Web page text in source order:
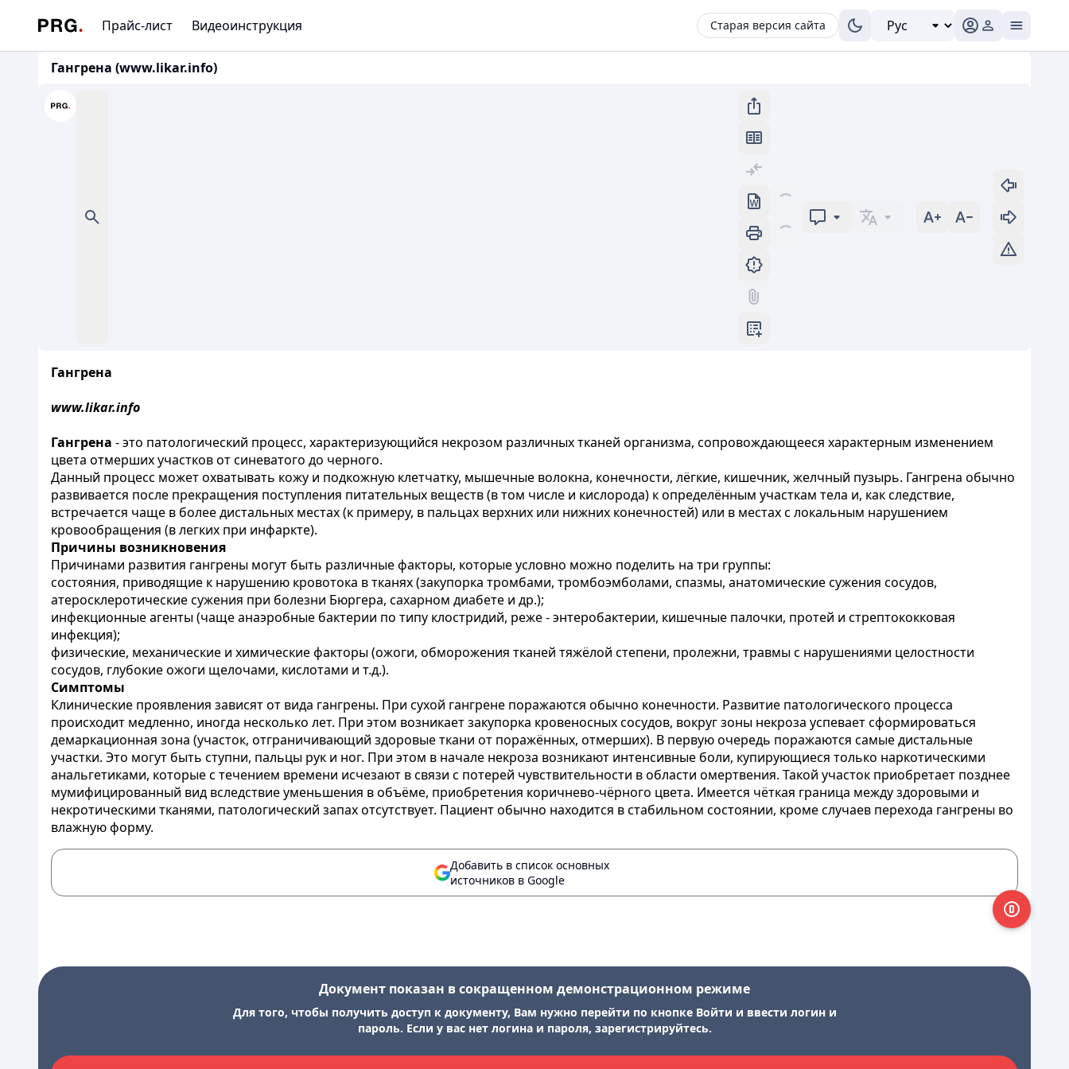
Прайс-лист Видеоинструкция Старая версия сайта
Гангрена (www.likar.info)
Гангрена
www.likar.info
Гангрена - это патологический процесс, характеризующийся некрозом различных тканей организма, сопровождающееся характерным изменением
цвета отмерших участков от синеватого до черного.
Данный процесс может охватывать кожу и подкожную клетчатку, мышечные волокна, конечности, лёгкие, кишечник, желчный пузырь. Гангрена обычно
развивается после прекращения поступления питательных веществ (в том числе и кислорода) к определённым участкам тела и, как следствие,
встречается чаще в более дистальных местах (к примеру, в пальцах верхних или нижних конечностей) или в местах с локальным нарушением
кровообращения (в легких при инфаркте).
Причины возникновения
Причинами развития гангрены могут быть различные факторы, которые условно можно поделить на три группы:
состояния, приводящие к нарушению кровотока в тканях (закупорка тромбами, тромбоэмболами, спазмы, анатомические сужения сосудов,
атеросклеротические сужения при болезни Бюргера, сахарном диабете и др.);
инфекционные агенты (чаще анаэробные бактерии по типу клостридий, реже - энтеробактерии, кишечные палочки, протей и стрептококковая
инфекция);
физические, механические и химические факторы (ожоги, обморожения тканей тяжёлой степени, пролежни, травмы с нарушениями целостности
сосудов, глубокие ожоги щелочами, кислотами и т.д.).
Симптомы
Клинические проявления зависят от вида гангрены. При сухой гангрене поражаются обычно конечности. Развитие патологического процесса
происходит медленно, иногда несколько лет. При этом возникает закупорка кровеносных сосудов, вокруг зоны некроза успевает сформироваться
демаркационная зона (участок, отграничивающий здоровые ткани от поражённых, отмерших). В первую очередь поражаются самые дистальные
участки. Это могут быть ступни, пальцы рук и ног. При этом в начале некроза возникают интенсивные боли, купирующиеся только наркотическими
анальгетиками, которые с течением времени исчезают в связи с потерей чувствительности в области омертвения. Такой участок приобретает позднее
мумифицированный вид вследствие уменьшения в объёме, приобретения коричнево-чёрного цвета. Имеется чёткая граница между здоровыми и
некротическими тканями, патологический запах отсутствует. Пациент обычно находится в стабильном состоянии, кроме случаев перехода гангрены во
влажную форму.
Добавить в список основных
источников в Google
Документ показан в сокращенном демонстрационном режиме
Для того, чтобы получить доступ к документу, Вам нужно перейти по кнопке Войти и ввести логин и
пароль. Если у вас нет логина и пароля, зарегистрируйтесь.